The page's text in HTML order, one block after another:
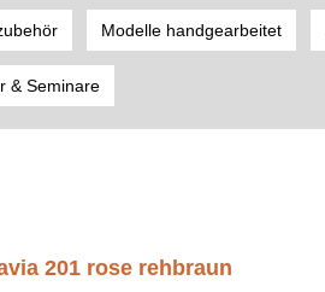
Modelle handgearbeitet
& Seminare
201 rose rehbraun